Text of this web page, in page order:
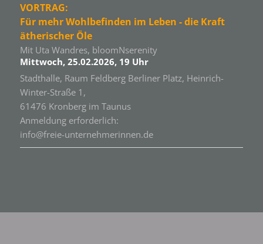
VORTRAG:
Für mehr Wohlbefinden im Leben - die Kraft
ätherischer Öle
Mit Uta Wandres, bloomNserenity
Mittwoch, 25.02.2026, 19 Uhr
Stadthalle, Raum Feldberg Berliner Platz, Heinrich-
Winter-Straße 1,
61476 Kronberg im Taunus
Anmeldung erforderlich:
info@freie-unternehmerinnen.de